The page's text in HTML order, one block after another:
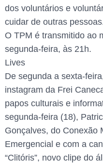
dos voluntários e
cuidar de outras
O TPM é transmitido ao
segunda-feira, às 21h.
Lives
De segunda a sexta-
instagram da Frei
papos culturais e
segunda-feira (18),
Gonçalves, do Conexão
Emergencial e com a
“Clitóris”, novo clipe do